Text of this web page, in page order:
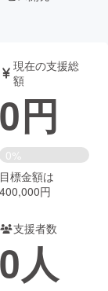
書籍・雑誌
チャレンジ
Creation
ュニティ
現在の支援総
額
0円
0%
目標金額は
400,000円
支援者数
0人